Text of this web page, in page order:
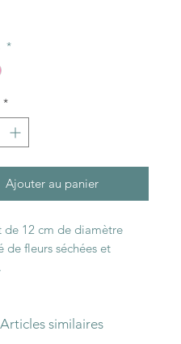
*
*
Ajouter au panier
de 12 cm de diamètre
de fleurs séchées et
Articles similaires